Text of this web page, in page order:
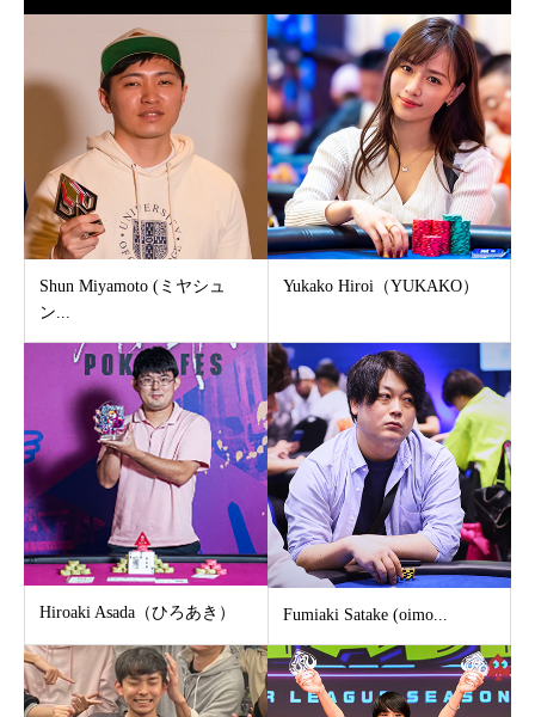
Shun Miyamoto (ミヤシュ
ン...
Yukako Hiroi（YUKAKO）
Hiroaki Asada（ひろあき） Fumiaki Satake (oimo...